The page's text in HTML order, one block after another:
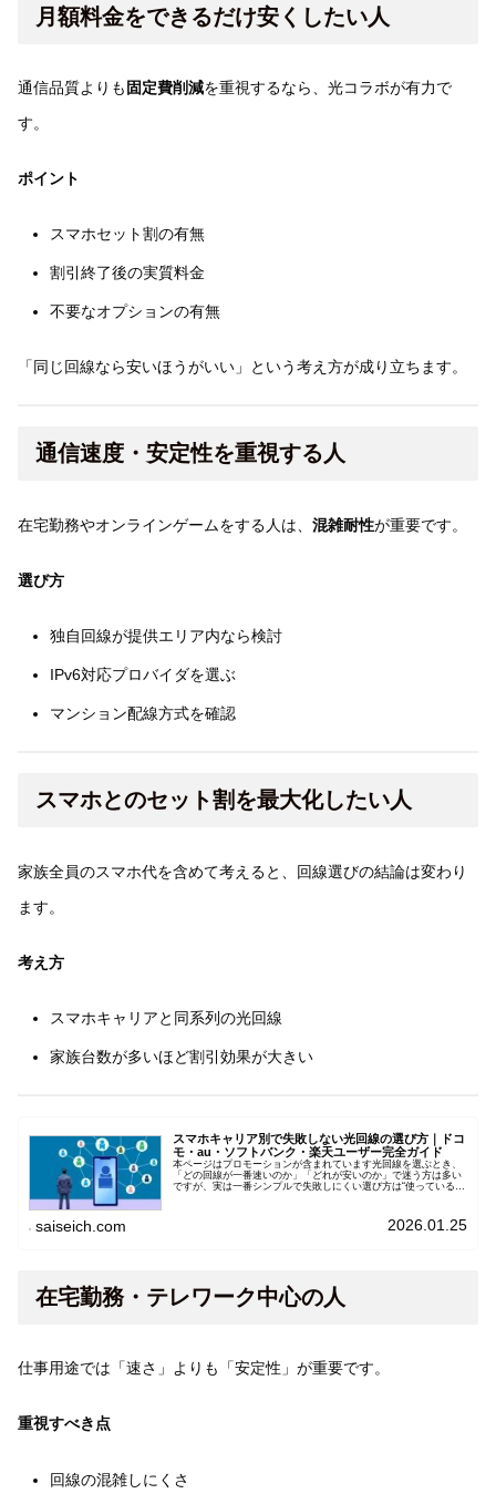
月額料金をできるだけ安くしたい人
通信品質よりも 固定費削減を重視するなら、光コラボが有力で
す。
ポイント
スマホセット割の有無
割引終了後の実質料金
不要なオプションの有無
「同じ回線なら安いほうがいい」という考え方が成り立ちます。
通信速度・安定性を重視する人
在宅勤務やオンラインゲームをする人は、 混雑耐性が重要です。
選び方
独自回線が提供エリア内なら検討
IPv6対応プロバイダを選ぶ
マンション配線方式を確認
スマホとのセット割を最大化したい人
家族全員のスマホ代を含めて考えると、回線選びの結論は変わり
ます。
考え方
スマホキャリアと同系列の光回線
家族台数が多いほど割引効果が大きい
スマホキャリア別で失敗しない光回線の選び方｜ドコ
モ・au・ソフトバンク・楽天ユーザー完全ガイド
本ページはプロモーションが含まれています光回線を選ぶとき、
「どの回線が一番速いのか」「どれが安いのか」で迷う方は多い
ですが、実は一番シンプルで失敗しにくい選び方は“使っているス
saiseich.com 2026.01.25
在宅勤務・テレワーク中心の人
仕事用途では「速さ」よりも「安定性」が重要です。
重視すべき点
回線の混雑しにくさ